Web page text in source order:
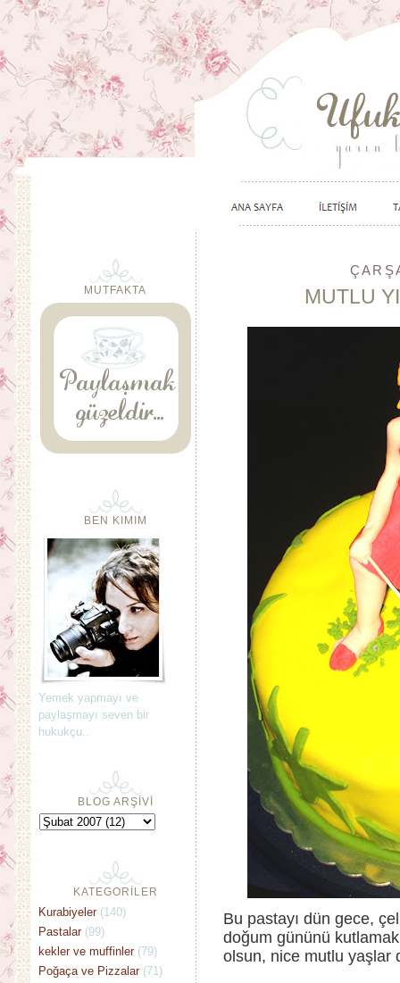
MUTLU
Bu pastayı dün gece,
doğum gününü
olsun, nice mutlu yaşlar
MUTFAKTA
BEN KIMIM
Yemek yapmayı ve
paylaşmayı seven bir
hukukçu..
BLOG ARŞİVİ
KATEGORİLER
Kurabiyeler (140)
Pastalar (99)
kekler ve muffinler (79)
Poğaça ve Pizzalar (71)